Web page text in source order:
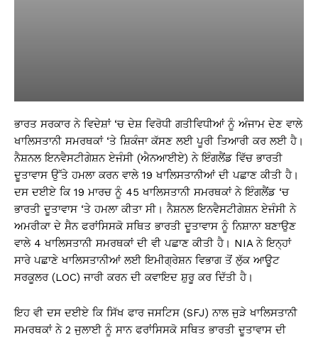
ਭਾਰਤ ਸਰਕਾਰ ਨੇ ਵਿਦੇਸ਼ਾਂ ‘ਚ ਦੇਸ਼ ਵਿਰੋਧੀ ਗਤੀਵਿਧੀਆਂ ਨੂੰ ਅੰਜਾਮ ਦੇਣ ਵਾਲੇ
ਖਾਲਿਸਤਾਨੀ ਸਮਰਥਕਾਂ ‘ਤੇ ਸ਼ਿਕੰਜਾ ਕੱਸਣ ਲਈ ਪੂਰੀ ਤਿਆਰੀ ਕਰ ਲਈ ਹੈ।
ਨੈਸ਼ਨਲ ਇਨਵੈਸਟੀਗੇਸ਼ਨ ਏਜੰਸੀ (ਐਨਆਈਏ) ਨੇ ਇੰਗਲੈਂਡ ਵਿੱਚ ਭਾਰਤੀ
ਦੂਤਾਵਾਸ ਉੱਤੇ ਹਮਲਾ ਕਰਨ ਵਾਲੇ 19 ਖਾਲਿਸਤਾਨੀਆਂ ਦੀ ਪਛਾਣ ਕੀਤੀ ਹੈ।
ਦਸ ਦਈਏ ਕਿ 19 ਮਾਰਚ ਨੂੰ 45 ਖਾਲਿਸਤਾਨੀ ਸਮਰਥਕਾਂ ਨੇ ਇੰਗਲੈਂਡ ‘ਚ
ਭਾਰਤੀ ਦੂਤਾਵਾਸ ‘ਤੇ ਹਮਲਾ ਕੀਤਾ ਸੀ। ਨੈਸ਼ਨਲ ਇਨਵੈਸਟੀਗੇਸ਼ਨ ਏਜੰਸੀ ਨੇ
ਅਮਰੀਕਾ ਦੇ ਸੈਨ ਫਰਾਂਸਿਸਕੋ ਸਥਿਤ ਭਾਰਤੀ ਦੂਤਾਵਾਸ ਨੂੰ ਨਿਸ਼ਾਨਾ ਬਣਾਉਣ
ਵਾਲੇ 4 ਖਾਲਿਸਤਾਨੀ ਸਮਰਥਕਾਂ ਦੀ ਵੀ ਪਛਾਣ ਕੀਤੀ ਹੈ। NIA ਨੇ ਇਨ੍ਹਾਂ
ਸਾਰੇ ਪਛਾਣੇ ਖਾਲਿਸਤਾਨੀਆਂ ਲਈ ਇਮੀਗ੍ਰੇਸ਼ਨ ਵਿਭਾਗ ਤੋਂ ਲੁੱਕ ਆਊਟ
ਸਰਕੂਲਰ (LOC) ਜਾਰੀ ਕਰਨ ਦੀ ਕਵਾਇਦ ਸ਼ੁਰੂ ਕਰ ਦਿੱਤੀ ਹੈ।
ਇਹ ਵੀ ਦਸ ਦਈਏ ਕਿ ਸਿੱਖ ਫਾਰ ਜਸਟਿਸ (SFJ) ਨਾਲ ਜੁੜੇ ਖਾਲਿਸਤਾਨੀ
ਸਮਰਥਕਾਂ ਨੇ 2 ਜੁਲਾਈ ਨੂੰ ਸਾਨ ਫਰਾਂਸਿਸਕੋ ਸਥਿਤ ਭਾਰਤੀ ਦੂਤਾਵਾਸ ਦੀ